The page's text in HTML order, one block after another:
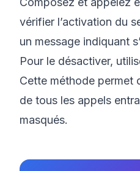
vérifier l’activation du
un message indiquant
Pour le désactiver,
Cette méthode permet
de tous les appels
masqués.